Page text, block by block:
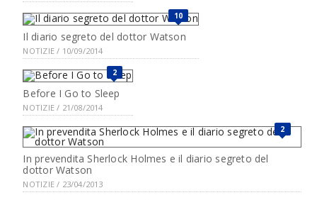
10
Il diario segreto del dottor Watson
NOTIZIE / 10/09/2014
2
Before I Go to Sleep
NOTIZIE / 21/08/2014
2
In prevendita Sherlock Holmes e il diario segreto del
dottor Watson
NOTIZIE / 23/04/2013